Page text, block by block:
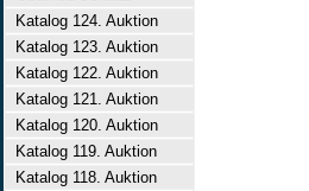
Katalog 124. Auktion
Katalog 123. Auktion
Katalog 122. Auktion
Katalog 121. Auktion
Katalog 120. Auktion
Katalog 119. Auktion
Katalog 118. Auktion